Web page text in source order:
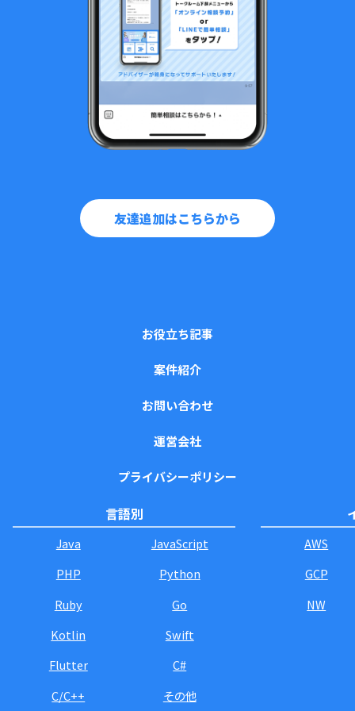
友達追加はこちらから
お役立ち記事
案件紹介
お問い合わせ
運営会社
プライバシーポリシー
言語別
Java
JavaScript
PHP
Python
Ruby
Go
Kotlin
Swift
Flutter
C#
C/C++
その他
AWS
GCP
NW